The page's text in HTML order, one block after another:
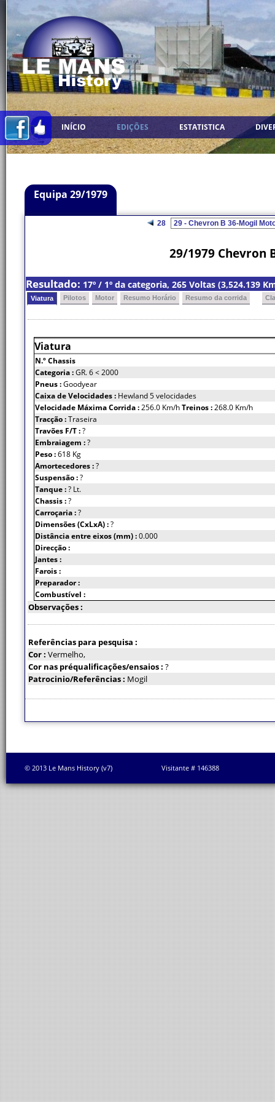
INÍCIO EDIÇÕES ESTATISTICA
Equipa 29/1979
28
29/1979 Chevron
Resultado: 17º / 1º da categoria, 265 Voltas (3,524.139
Viatura Pilotos Motor Resumo Horário Resumo da corrida
Viatura
N.º Chassis
Categoria :GR. 6 < 2000
Pneus :Goodyear
Caixa de Velocidades : Hewland 5 velocidades
Velocidade Máxima Corrida :256.0 Km/hTreinos :268.0 Km/h
Tracção :Traseira
Travões F/T :?
Embraiagem :?
Peso :618 Kg
Amortecedores :?
Suspensão :?
Tanque :? Lt.
Chassis :?
Carroçaria :?
Dimensões (CxLxA) :?
Distância entre eixos (mm) :0.000
Direcção :
Jantes :
Farois :
Preparador :
Combustível :
Observações :
Referências para pesquisa :
Cor : Vermelho,
Cor nas préqualificações/ensaios : ?
Patrocinio/Referências : Mogil
© 2013 Le Mans History (v7) Visitante # 146388